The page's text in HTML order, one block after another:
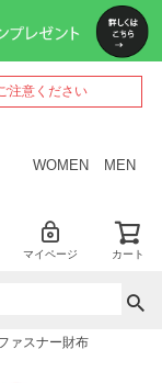
注意ください
WOMEN MEN
マイページ カート
ァスナー財布
ペー
ジト
ップ
へ